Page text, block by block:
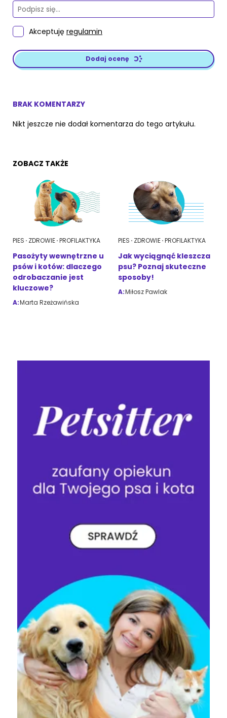
Akceptuję regulamin
Dodaj ocenę
BRAK KOMENTARZY
Nikt jeszcze nie dodał komentarza do tego artykułu.
ZOBACZ TAKŻE
PIES ZDROWIE PROFILAKTYKA
Pasożyty wewnętrzne u
psów i kotów: dlaczego
odrobaczanie jest
kluczowe?
A:Marta Rzeżawińska
PIES ZDROWIE PROFILAKTYKA
Jak wyciągnąć kleszcza
psu? Poznaj skuteczne
sposoby!
A:Miłosz Pawlak